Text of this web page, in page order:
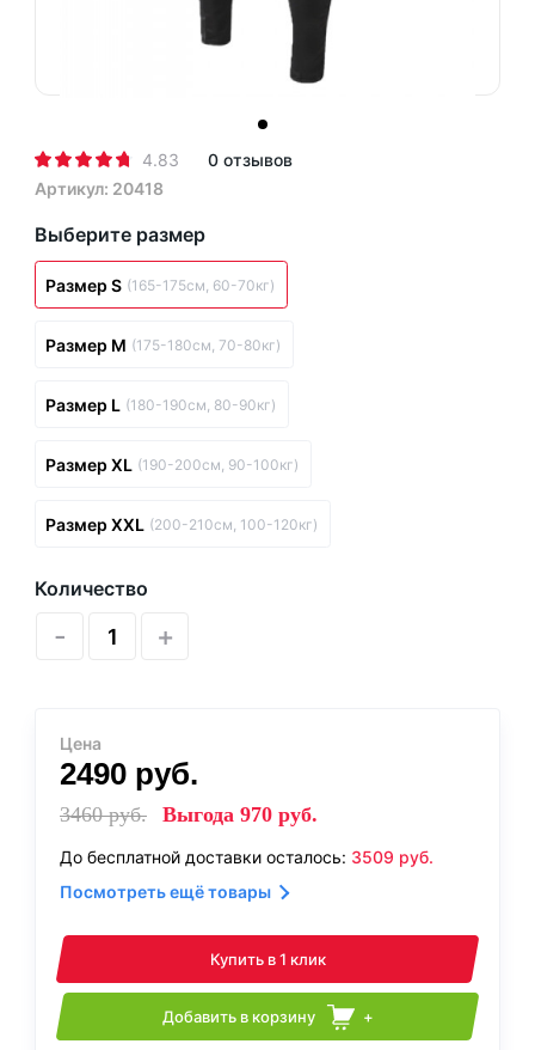
4.83
0 отзывов
Артикул: 20418
Выберите размер
Размер S (165-175см, 60-70кг)
Размер M (175-180см, 70-80кг)
Размер L (180-190см, 80-90кг)
Размер XL (190-200см, 90-100кг)
Размер XXL (200-210см, 100-120кг)
Количество
- +
Цена
2490 руб.
3460руб. Выгода 970 руб.
До бесплатной доставки осталось: 3509 руб.
Посмотреть ещё товары
Купить в 1 клик
Добавить в корзину +